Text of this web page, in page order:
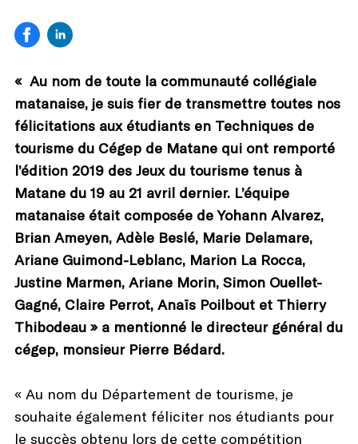
« Au nom de toute la communauté collégiale
matanaise, je suis fier de transmettre toutes nos
félicitations aux étudiants en Techniques de
tourisme du Cégep de Matane qui ont remporté
l’édition 2019 des Jeux du tourisme tenus à
Matane du 19 au 21 avril dernier. L’équipe
matanaise était composée de Yohann Alvarez,
Brian Ameyen, Adèle Beslé, Marie Delamare,
Ariane Guimond-Leblanc, Marion La Rocca,
Justine Marmen, Ariane Morin, Simon Ouellet-
Gagné, Claire Perrot, Anaïs Poilbout et Thierry
Thibodeau » a mentionné le directeur général du
cégep, monsieur Pierre Bédard.
« Au nom du Département de tourisme, je
souhaite également féliciter nos étudiants pour
le succès obtenu lors de cette compétition